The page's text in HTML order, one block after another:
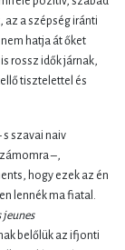
az a szépség iránti
hatja át őket
rossz idők járnak,
tisztelettel és
szavai naiv
–,
hogy ezek az én
lennék ma fiatal.
jeunes
belőlük az ifjonti